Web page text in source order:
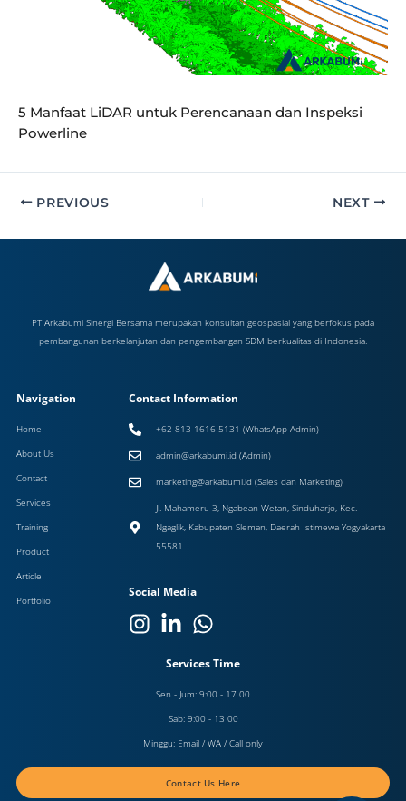
5 Manfaat LiDAR untuk Perencanaan dan Inspeksi
Powerline
PREVIOUS NEXT
PT Arkabumi Sinergi Bersama merupakan konsultan geospasial yang berfokus pada
pembangunan berkelanjutan dan pengembangan SDM berkualitas di Indonesia.
Navigation
Home
About Us
Contact
Services
Training
Product
Article
Portfolio
Contact Information
+62 813 1616 5131 (WhatsApp Admin)
admin@arkabumi.id (Admin)
marketing@arkabumi.id (Sales dan Marketing)
Jl. Mahameru 3, Ngabean Wetan, Sinduharjo, Kec.
Ngaglik, Kabupaten Sleman, Daerah Istimewa Yogyakarta
55581
Social Media
Services Time
Sen - Jum: 9:00 - 17 00
Sab: 9:00 - 13 00
Minggu: Email / WA / Call only
Contact Us Here